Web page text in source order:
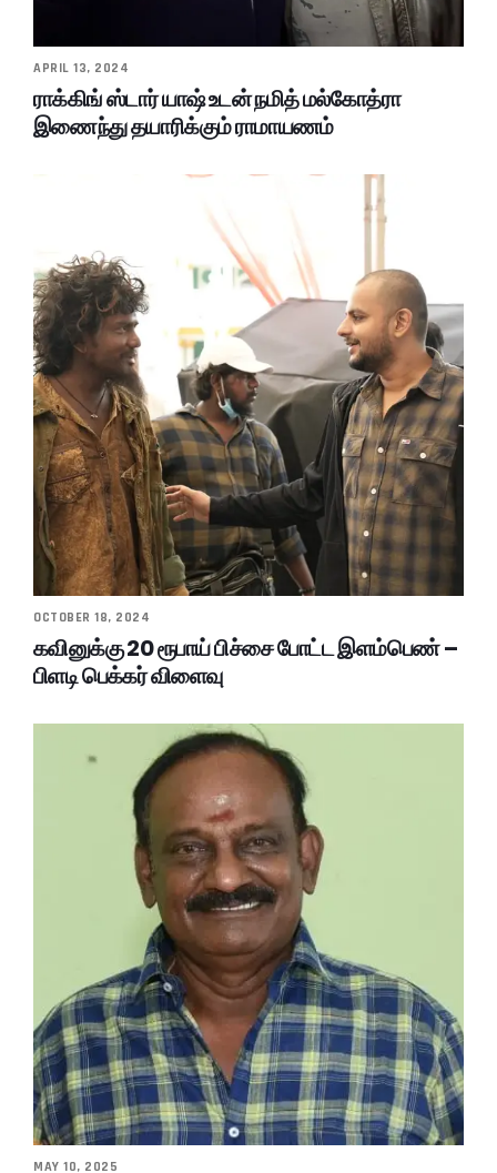
APRIL 13, 2024
ராக்கிங் ஸ்டார் யாஷ் உடன் நமித் மல்கோத்ரா
இணைந்து தயாரிக்கும் ராமாயணம்
OCTOBER 18, 2024
கவினுக்கு 20 ரூபாய் பிச்சை போட்ட இளம்பெண் –
பிளடி பெக்கர் விளைவு
MAY 10, 2025